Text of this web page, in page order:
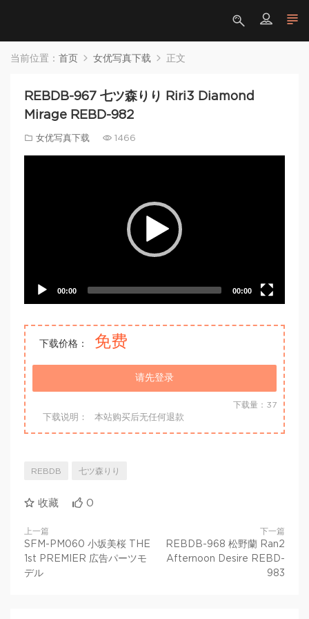
当前位置： 首页 女优写真下载 正文
REBDB-967 七ツ森りり Riri3 Diamond
Mirage REBD-982
女优写真下载 1466
00:00 00:00
下载价格： 免费
请先登录
下载量：37
下载说明： 本站购买后无任何退款
REBDB 七ツ森りり
收藏 0
上一篇
SFM-PM060 小坂美桜 THE
1st PREMIER 広告パーツモ
デル
下一篇
REBDB-968 松野蘭 Ran2
Afternoon Desire REBD-
983